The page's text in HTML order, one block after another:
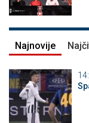
Najnovije